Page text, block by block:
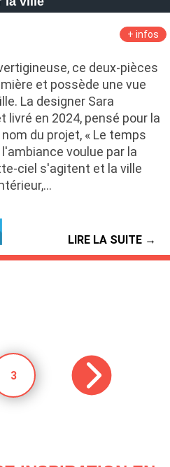
+ infos
ce deux-pièces
et possède une vue
La designer Sara
livré en 2024, pensé pour la
du projet, « Le temps
voulue par la
ciel s'agitent et la ville
LIRE LA SUITE →
3